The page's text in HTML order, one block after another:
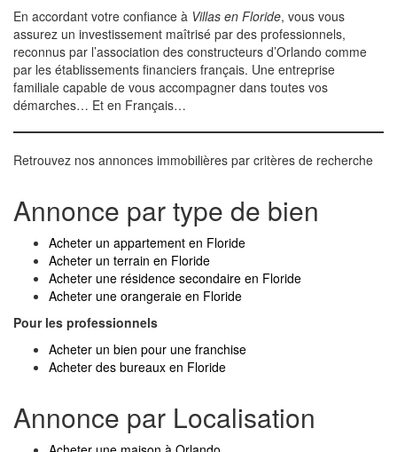
En accordant votre confiance à Villas en Floride, vous vous
assurez un investissement maîtrisé par des professionnels,
reconnus par l’association des constructeurs d’Orlando comme
par les établissements financiers français. Une entreprise
familiale capable de vous accompagner dans toutes vos
démarches… Et en Français…
Retrouvez nos annonces immobilières par critères de recherche
Annonce par type de bien
Acheter un appartement en Floride
Acheter un terrain en Floride
Acheter une résidence secondaire en Floride
Acheter une orangeraie en Floride
Pour les professionnels
Acheter un bien pour une franchise
Acheter des bureaux en Floride
Annonce par Localisation